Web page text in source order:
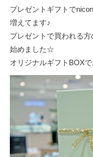
プレゼントギフトで
増えてます♪
プレゼントで買われる
始めました☆
オリジナルギフトBOXで